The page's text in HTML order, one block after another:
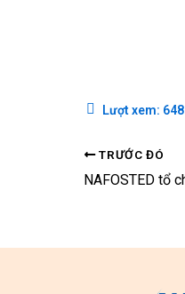
Lượt xem: 648
TRƯỚC ĐÓ